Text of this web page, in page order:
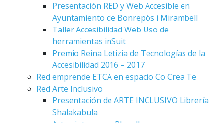
Presentación RED y Web Accesible en
Ayuntamiento de Bonrepòs i Mirambell
Taller Accesibilidad Web Uso de
herramientas inSuit
Premio Reina Letizia de Tecnologías de la
Accesibilidad 2016 – 2017
Red emprende ETCA en espacio Co Crea Te
Red Arte Inclusivo
Presentación de ARTE INCLUSIVO Librería
Shalakabula